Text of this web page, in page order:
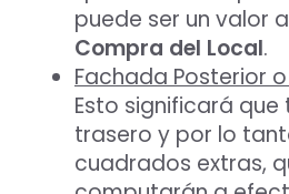
puede ser un valor
Compra del Local.
Fachada Posterior
Esto significará
trasero y por lo
cuadrados extras,